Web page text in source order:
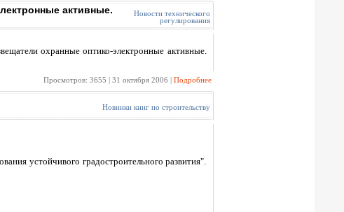
активные.
Новости технического
регулирования
охранные оптико-электронные активные.
Просмотров: 3655 | 31 октября 2006 | Подробнее
Новинки книг по строительству
устойчивого градостроительного развития".